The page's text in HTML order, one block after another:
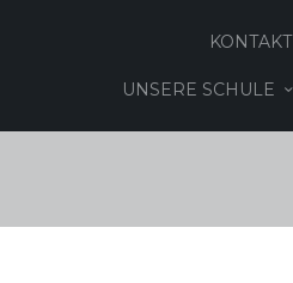
KONTAKT
UNSERE SCHULE